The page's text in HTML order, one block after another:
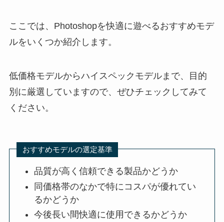
ここでは、Photoshopを快適に遊べるおすすめモデ
ルをいくつか紹介します。
低価格モデルからハイスペックモデルまで、目的
別に厳選していますので、ぜひチェックしてみて
ください。
おすすめモデルの選定基準
品質が高く信頼できる製品かどうか
同価格帯のなかで特にコスパが優れてい
るかどうか
今後長い間快適に使用できるかどうか